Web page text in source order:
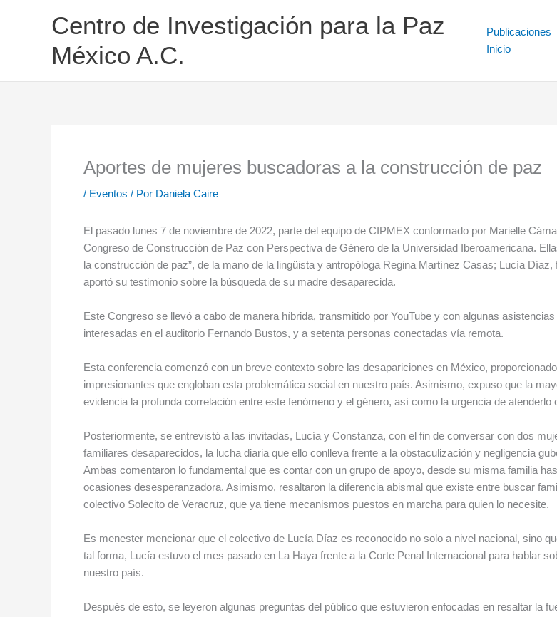
Centro de Investigación para la Paz
México A.C.
Publicaciones
Inicio
Aportes de mujeres buscadoras a la construcción de paz
/ Eventos / Por Daniela Caire
El pasado lunes 7 de noviembre de 2022, parte del equipo de CIPMEX conformado por Marielle
Congreso de Construcción de Paz con Perspectiva de Género de la Universidad Iberoamericana.
la construcción de paz”, de la mano de la lingüista y antropóloga Regina Martínez Casas; Lucía
aportó su testimonio sobre la búsqueda de su madre desaparecida.
Este Congreso se llevó a cabo de manera híbrida, transmitido por YouTube y con algunas
interesadas en el auditorio Fernando Bustos, y a setenta personas conectadas vía remota.
Esta conferencia comenzó con un breve contexto sobre las desapariciones en México,
impresionantes que engloban esta problemática social en nuestro país. Asimismo, expuso que la
evidencia la profunda correlación entre este fenómeno y el género, así como la urgencia de
Posteriormente, se entrevistó a las invitadas, Lucía y Constanza, con el fin de conversar con dos
familiares desaparecidos, la lucha diaria que ello conlleva frente a la obstaculización y negligencia
Ambas comentaron lo fundamental que es contar con un grupo de apoyo, desde su misma familia
ocasiones desesperanzadora. Asimismo, resaltaron la diferencia abismal que existe entre buscar
colectivo Solecito de Veracruz, que ya tiene mecanismos puestos en marcha para quien lo necesite.
Es menester mencionar que el colectivo de Lucía Díaz es reconocido no solo a nivel nacional, sino
tal forma, Lucía estuvo el mes pasado en La Haya frente a la Corte Penal Internacional para hablar
nuestro país.
Después de esto, se leyeron algunas preguntas del público que estuvieron enfocadas en resaltar la